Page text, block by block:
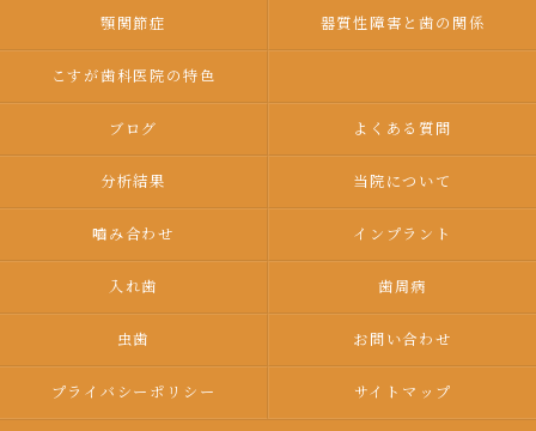
顎関節症 器質性障害と歯の関係
こすが歯科医院の特色
ブログ よくある質問
分析結果 当院について
嚙み合わせ インプラント
入れ歯 歯周病
虫歯 お問い合わせ
プライバシーポリシー サイトマップ